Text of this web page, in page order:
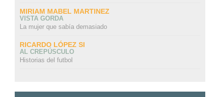
MIRIAM MABEL MARTINEZ
VISTA GORDA
La mujer que sabía demasiado
RICARDO LÓPEZ SI
AL CREPÚSCULO
Historias del futbol